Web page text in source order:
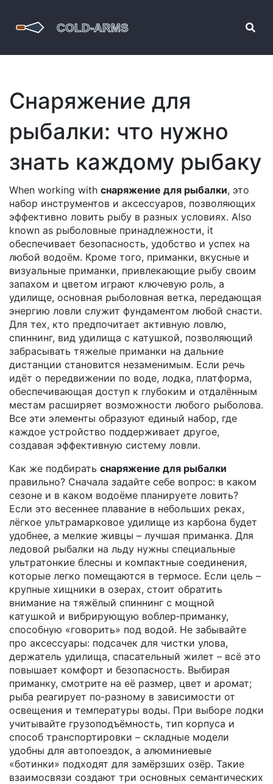
Снаряжение для
рыбалки: что нужно
знать каждому рыбаку
When working with снаряжение для рыбалки, это
набор инструментов и аксессуаров, позволяющих
эффективно ловить рыбу в разных условиях. Also
known as рыболовные принадлежности, it
обеспечивает безопасность, удобство и успех на
любой водоём. Кроме того, приманки, вкусные и
визуальные приманки, привлекающие рыбу своим
запахом и цветом играют ключевую роль, а
удилище, основная рыболовная ветка, передающая
энергию ловли служит фундаментом любой снасти.
Для тех, кто предпочитает активную ловлю,
спиннинг, вид удилища с катушкой, позволяющий
забрасывать тяжелые приманки на дальние
дистанции становится незаменимым. Если речь
идёт о передвижении по воде, лодка, платформа,
обеспечивающая доступ к глубоким и отдалённым
местам расширяет возможности любого рыболова.
Все эти элементы образуют единый набор, где
каждое устройство поддерживает другое,
создавая эффективную систему ловли.
Как же подбирать снаряжение для рыбалки
правильно? Сначала задайте себе вопрос: в каком
сезоне и в каком водоёме планируете ловить?
Если это весеннее плавание в небольших реках,
лёгкое ультрамарковое удилище из карбона будет
удобнее, а мелкие живцы – лучшая приманка. Для
ледовой рыбалки на льду нужны специальные
ультратонкие блесны и компактные соединения,
которые легко помещаются в термосе. Если цель –
крупные хищники в озерах, стоит обратить
внимание на тяжёлый спиннинг с мощной
катушкой и вибрирующую воблер‑приманку,
способную «говорить» под водой. Не забывайте
про аксессуары: подсачек для чистки улова,
держатель удилища, спасательный жилет – всё это
повышает комфорт и безопасность. Выбирая
приманку, смотрите на её размер, цвет и аромат;
рыба реагирует по‑разному в зависимости от
освещения и температуры воды. При выборе лодки
учитывайте грузоподъёмность, тип корпуса и
способ транспортировки – складные модели
удобны для автопоездок, а алюминиевые
«ботинки» подходят для замёрзших озёр. Такие
взаимосвязи создают три основных семантических